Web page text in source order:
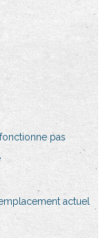
pas
actuel